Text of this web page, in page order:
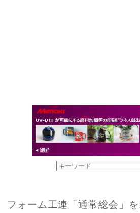
フォーム工連「通常総会」